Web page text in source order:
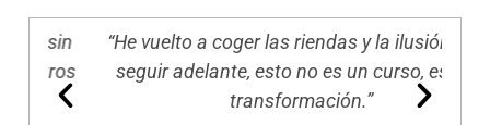
“He vuelto a coger las riendas y la ilusión para
seguir adelante, esto no es un curso, es una
transformación.”